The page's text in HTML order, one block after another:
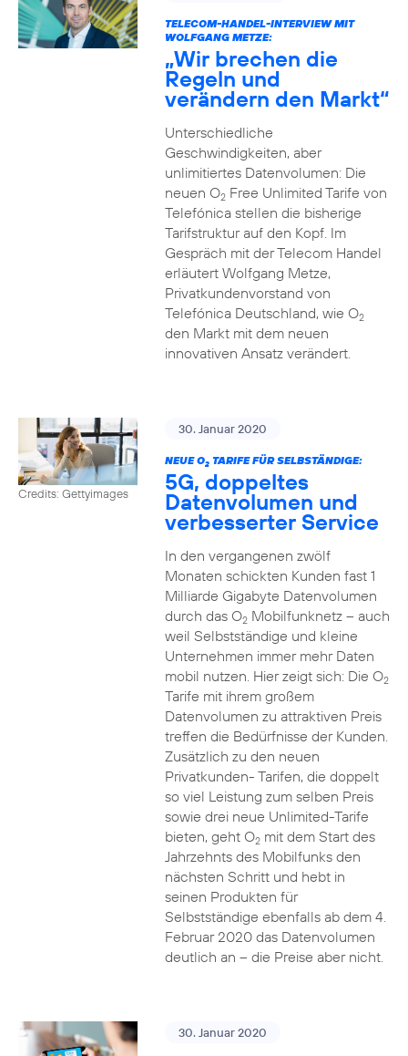
TELECOM-HANDEL-INTERVIEW MIT
WOLFGANG METZE:
„Wir brechen die
Regeln und
verändern den Markt“
Unterschiedliche
Geschwindigkeiten, aber
unlimitiertes Datenvolumen: Die
neuen O2Free Unlimited Tarife von
Telefónica stellen die bisherige
Tarifstruktur auf den Kopf. Im
Gespräch mit der Telecom Handel
erläutert Wolfgang Metze,
Privatkundenvorstand von
Telefónica Deutschland, wie O2
den Markt mit dem neuen
innovativen Ansatz verändert.
Credits: Gettyimages
30. Januar 2020
NEUE O2TARIFE FÜR SELBSTÄNDIGE:
5G, doppeltes
Datenvolumen und
verbesserter Service
In den vergangenen zwölf
Monaten schickten Kunden fast 1
Milliarde Gigabyte Datenvolumen
durch das O2Mobilfunknetz – auch
weil Selbstständige und kleine
Unternehmen immer mehr Daten
mobil nutzen. Hier zeigt sich: Die O2
Tarife mit ihrem großem
Datenvolumen zu attraktiven Preis
treffen die Bedürfnisse der Kunden.
Zusätzlich zu den neuen
Privatkunden- Tarifen, die doppelt
so viel Leistung zum selben Preis
sowie drei neue Unlimited-Tarife
bieten, geht O2mit dem Start des
Jahrzehnts des Mobilfunks den
nächsten Schritt und hebt in
seinen Produkten für
Selbstständige ebenfalls ab dem 4.
Februar 2020 das Datenvolumen
deutlich an – die Preise aber nicht.
30. Januar 2020